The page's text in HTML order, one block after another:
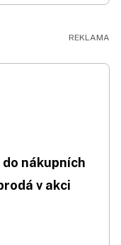
nákupních
v akci